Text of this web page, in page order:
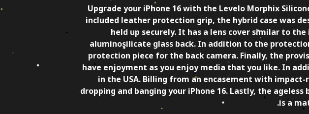
Upgrade your iPhone 16 with the Levelo Morphix
included leather protection grip, the hybrid case was
held up securely. It has a lens cover similar to
aluminosilicate glass back. In addition to the
protection piece for the back camera. Finally, the
have enjoyment as you enjoy media that you like. In
in the USA. Billing from an encasement with
dropping and banging your iPhone 16. Lastly, the
is a